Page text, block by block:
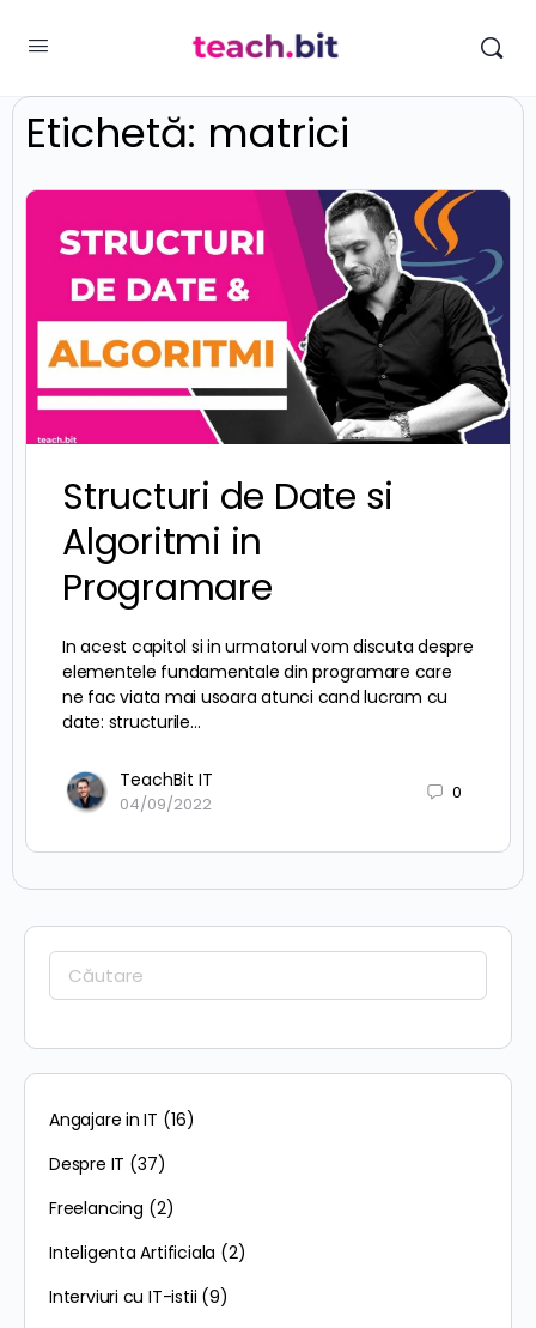
Etichetă: matrici
Structuri de Date si
Algoritmi in
Programare
In acest capitol si in urmatorul vom discuta despre
elementele fundamentale din programare care
ne fac viata mai usoara atunci cand lucram cu
date: structurile…
TeachBit IT
04/09/2022
0
Caută:
Angajare in IT (16)
Despre IT (37)
Freelancing (2)
Inteligenta Artificiala (2)
Interviuri cu IT-istii (9)